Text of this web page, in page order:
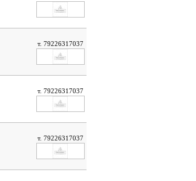
т. 79226317037
т. 79226317037
т. 79226317037